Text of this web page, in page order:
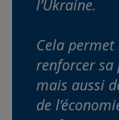
l’Ukraine.
Cela permet
renforcer sa
mais aussi
de